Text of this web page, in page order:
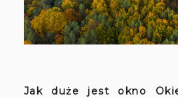
Jak duże jest okno